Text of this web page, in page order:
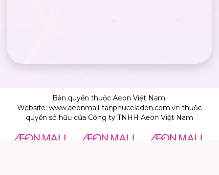
Bản quyền thuộc Aeon Việt Nam.
Website: www.aeonmall-tanphuceladon.com.vn thuộc
quyền sở hữu của Công ty TNHH Aeon Việt Nam